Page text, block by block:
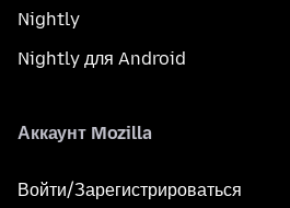
Nightly
Nightly для Android
Аккаунт Mozilla
Войти/Зарегистрироваться